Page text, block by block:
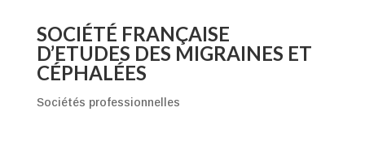
SOCIÉTÉ FRANÇAISE
D’ETUDES DES MIGRAINES ET
CÉPHALÉES
Sociétés professionnelles